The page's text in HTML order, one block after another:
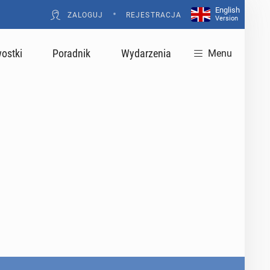
ZALOGUJ • REJESTRACJA
English
Version
Poradnik Wydarzenia Menu